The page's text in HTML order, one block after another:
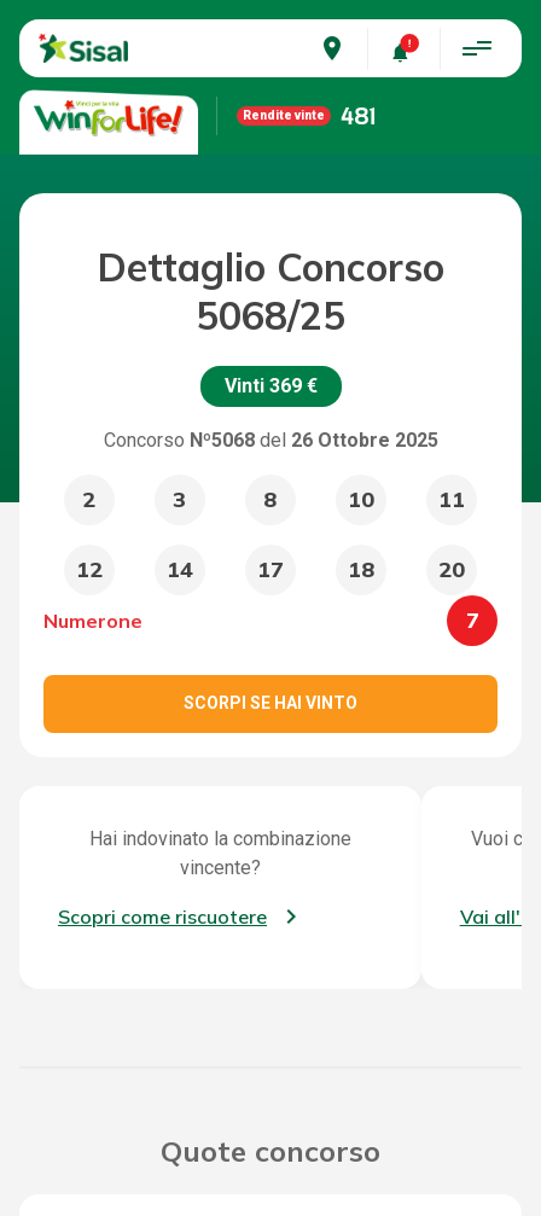
place
Rendite vinte 481
Dettaglio Concorso
5068/25
Vinti 369 €
Concorso Nº5068del 26 Ottobre 2025
2 3 8 10 11
12 14 17 18 20
Numerone 7
SCORPI SE HAI VINTO
Hai indovinato la combinazione
vincente?
Scopri come riscuotere
Vuoi
Vai
Quote concorso